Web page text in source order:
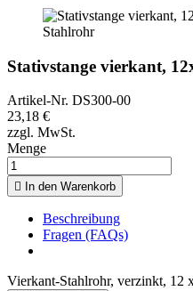
Stativstange vierkant,
Artikel-Nr. DS300-00
23,18 €
zzgl. MwSt.
Menge
 In den Warenkorb
Beschreibung
Fragen (FAQs)
Vierkant-Stahlrohr, verzinkt, 12